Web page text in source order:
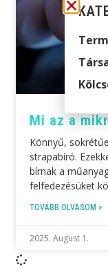
Mi az a
Könnyű,
strapabíró.
bírnak a
felfedezésüket
TOVÁBB OLVASOM »
2025. August 1.